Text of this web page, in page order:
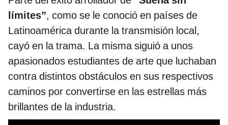
límites”, como se le conoció en países de
Latinoamérica durante la transmisión local,
cayó en la trama. La misma siguió a unos
apasionados estudiantes de arte que luchaban
contra distintos obstáculos en sus respectivos
caminos por convertirse en las estrellas más
brillantes de la industria.